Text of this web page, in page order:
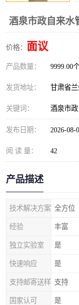
酒泉市政自来水
价格： 面议
产品数量： 9999.00
发货地址： 甘肃省
关键词： 酒泉市
发布日期： 2026-08-
阅 读 量： 42
产品描述
技术解决方案 全方位
经验 丰富
独立实验室 是
快速响应 是
支持邮寄送样 支持
国家认可 是